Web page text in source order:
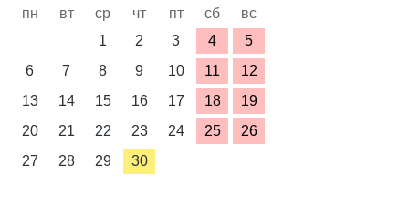
пн вт ср чт пт сб
вс
1
2 3 4
5
6
7 8 9 10 11
12
13
14 15 16 17 18
19
20
21 22 23 24 25
26
27
28 29 30